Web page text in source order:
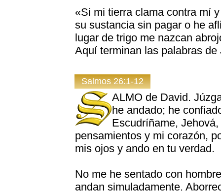
«Si mi tierra clama contra mí
su sustancia sin pagar o he
lugar de trigo me nazcan
Aquí terminan las palabras de
Salmos 26:1-12
ALMO de David.
he andado; he
Escudríñame,
pensamientos y mi corazón,
mis ojos y ando en tu verdad.
No me he sentado con
andan simuladamente.